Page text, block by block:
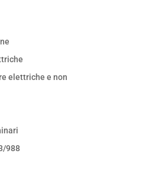
elettriche e non
988